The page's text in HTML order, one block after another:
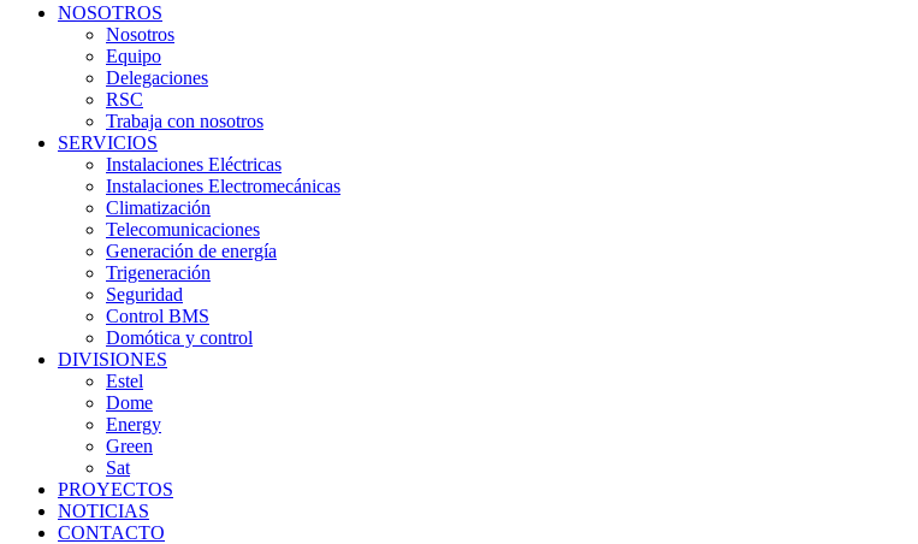
NOSOTROS
Nosotros
Equipo
Delegaciones
RSC
Trabaja con nosotros
SERVICIOS
Instalaciones Eléctricas
Instalaciones Electromecánicas
Climatización
Telecomunicaciones
Generación de energía
Trigeneración
Seguridad
Control BMS
Domótica y control
DIVISIONES
Estel
Dome
Energy
Green
Sat
PROYECTOS
NOTICIAS
CONTACTO